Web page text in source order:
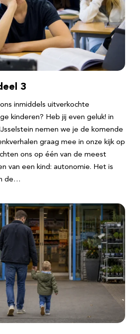
3
inmiddels uitverkochte
kinderen? Heb jij even geluk! in
nemen we je de komende
graag mee in onze kijk op
ons op één van de meest
van een kind: autonomie. Het is
de…